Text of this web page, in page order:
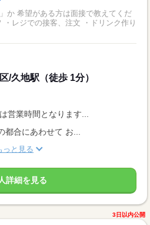
か 希望がある方は面接で教えてくだ
/久地駅（徒歩 1分）
業時間となります...
都合にあわせて お...
っと見る
詳細を見る
3日以内公開